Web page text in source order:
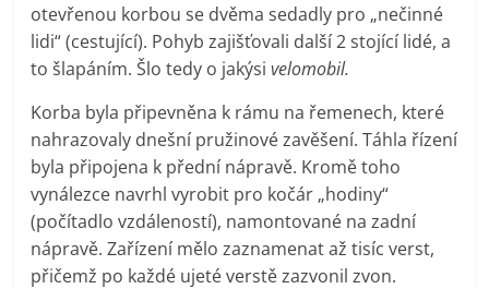
otevřenou korbou se dvěma sedadly pro „nečinné
lidi“ (cestující). Pohyb zajišťovali další 2 stojící lidé, a
to šlapáním. Šlo tedy o jakýsivelomobil.
Korba byla připevněna k rámu na řemenech, které
nahrazovaly dnešní pružinové zavěšení. Táhla řízení
byla připojena k přední nápravě. Kromě toho
vynálezce navrhl vyrobit pro kočár „hodiny“
(počítadlo vzdáleností), namontované na zadní
nápravě. Zařízení mělo zaznamenat až tisíc verst,
přičemž po každé ujeté verstě zazvonil zvon.